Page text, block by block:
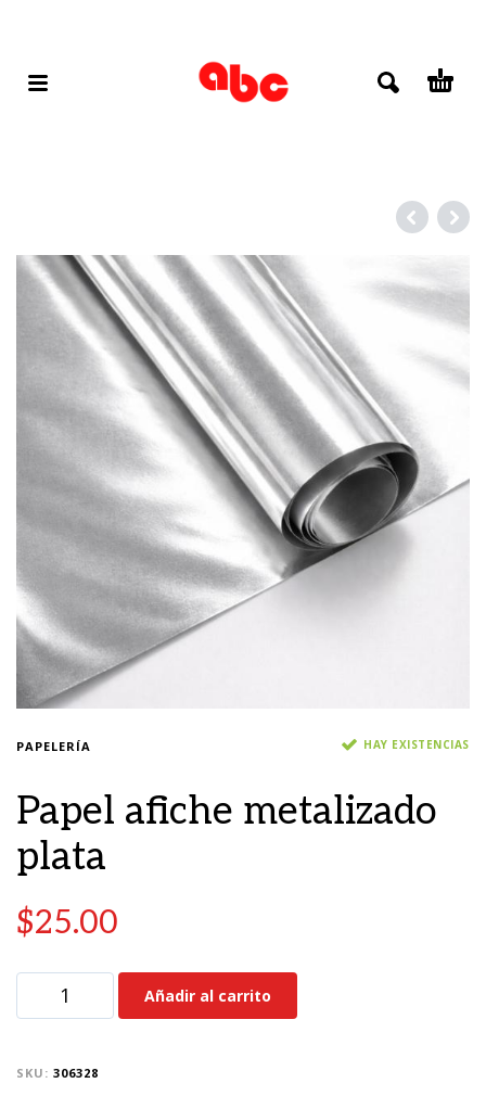
PAPELERÍA HAY EXISTENCIAS
Papel afiche metalizado
plata
$25.00
Añadir al carrito
SKU: 306328